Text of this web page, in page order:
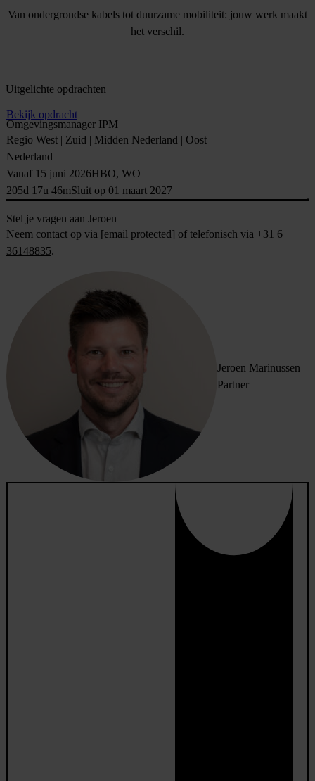
Van ondergrondse kabels tot duurzame mobiliteit: jouw werk maakt
het verschil.
Uitgelichte opdrachten
Omgevingsmanager IPM
Regio West | Zuid | Midden Nederland | Oost
Nederland
Vanaf 15 juni 2026HBO, WO
205d 17u 46mSluit op 01 maart 2027
Bekijk opdracht
Stel je vragen aan Jeroen
Neem contact op via [email protected] of telefonisch via +31 6
36148835.
Jeroen Marinussen
Partner